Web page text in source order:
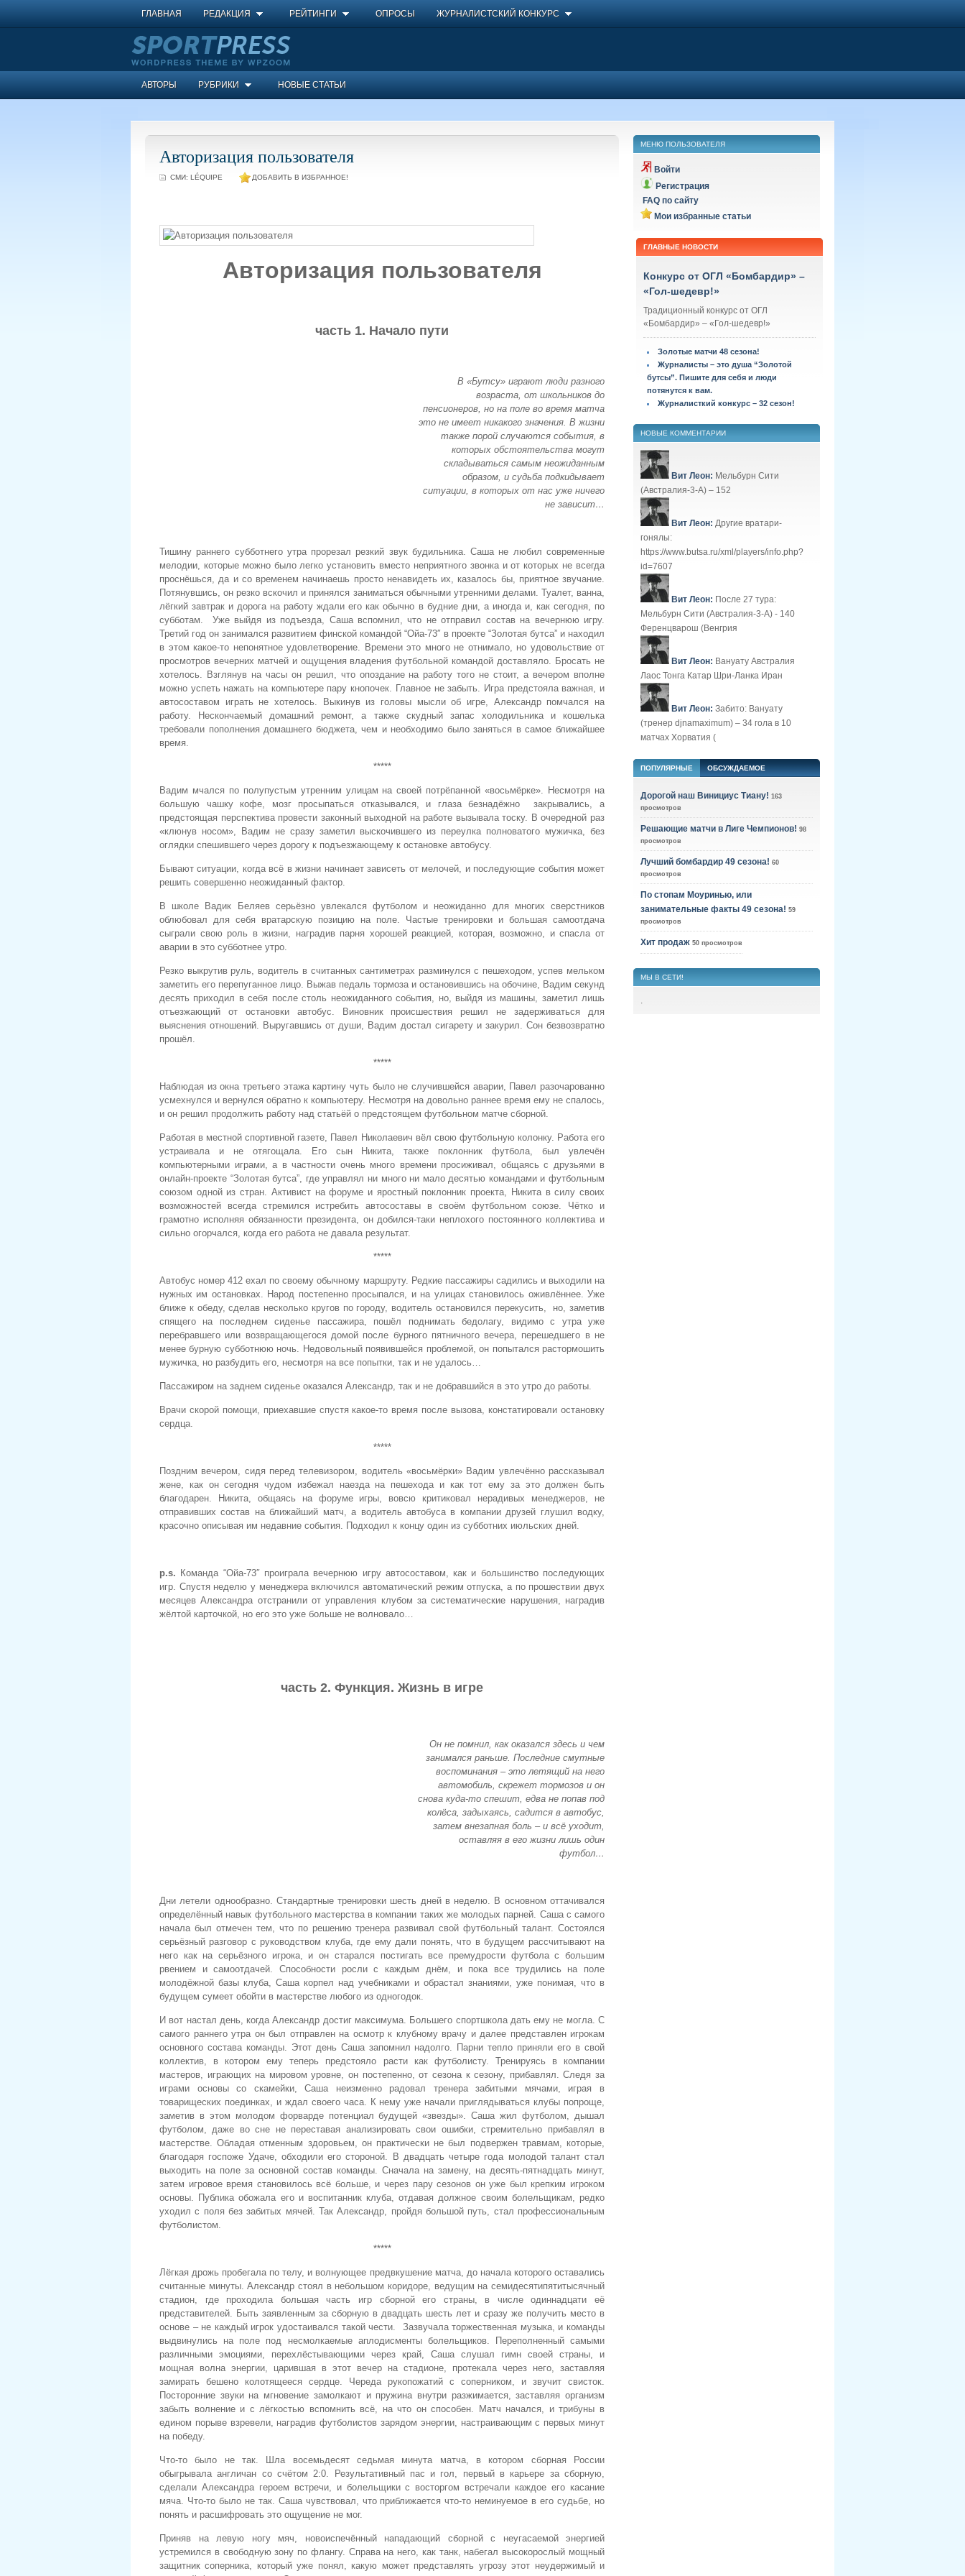
ГЛАВНАЯ РЕДАКЦИЯ РЕЙТИНГИ ОПРОСЫ ЖУРНАЛИСТСКИЙ КОНКУРС
АВТОРЫ РУБРИКИ НОВЫЕ СТАТЬИ
Авторизация пользователя
СМИ: LÉQUIPE ДОБАВИТЬ В ИЗБРАННОЕ!
Авторизация пользователя
часть 1. Начало пути
В «Бутсу» играют люди разного
возраста, от школьников до
пенсионеров, но на поле во время матча
это не имеет никакого значения. В жизни
также порой случаются события, в
которых обстоятельства могут
складываться самым неожиданным
образом, и судьба подкидывает
ситуации, в которых от нас уже ничего
не зависит…
Тишину раннего субботнего утра прорезал резкий звук будильника. Саша не любил современные
мелодии, которые можно было легко установить вместо неприятного звонка и от которых не всегда
проснёшься, да и со временем начинаешь просто ненавидеть их, казалось бы, приятное звучание.
Потянувшись, он резко вскочил и принялся заниматься обычными утренними делами. Туалет, ванна,
лёгкий завтрак и дорога на работу ждали его как обычно в будние дни, а иногда и, как сегодня, по
субботам. Уже выйдя из подъезда, Саша вспомнил, что не отправил состав на вечернюю игру.
Третий год он занимался развитием финской командой “Ойа-73″ в проекте “Золотая бутса” и находил
в этом какое-то непонятное удовлетворение. Времени это много не отнимало, но удовольствие от
просмотров вечерних матчей и ощущения владения футбольной командой доставляло. Бросать не
хотелось. Взглянув на часы он решил, что опоздание на работу того не стоит, а вечером вполне
можно успеть нажать на компьютере пару кнопочек. Главное не забыть. Игра предстояла важная, и
автосоставом играть не хотелось. Выкинув из головы мысли об игре, Александр помчался на
работу. Нескончаемый домашний ремонт, а также скудный запас холодильника и кошелька
требовали пополнения домашнего бюджета, чем и необходимо было заняться в самое ближайшее
время.
*****
Вадим мчался по полупустым утренним улицам на своей потрёпанной «восьмёрке». Несмотря на
большую чашку кофе, мозг просыпаться отказывался, и глаза безнадёжно закрывались, а
предстоящая перспектива провести законный выходной на работе вызывала тоску. В очередной раз
«клюнув носом», Вадим не сразу заметил выскочившего из переулка полноватого мужичка, без
оглядки спешившего через дорогу к подъезжающему к остановке автобусу.
Бывают ситуации, когда всё в жизни начинает зависеть от мелочей, и последующие события может
решить совершенно неожиданный фактор.
В школе Вадик Беляев серьёзно увлекался футболом и неожиданно для многих сверстников
облюбовал для себя вратарскую позицию на поле. Частые тренировки и большая самоотдача
сыграли свою роль в жизни, наградив парня хорошей реакцией, которая, возможно, и спасла от
аварии в это субботнее утро.
Резко выкрутив руль, водитель в считанных сантиметрах разминулся с пешеходом, успев мельком
заметить его перепуганное лицо. Выжав педаль тормоза и остановившись на обочине, Вадим секунд
десять приходил в себя после столь неожиданного события, но, выйдя из машины, заметил лишь
отъезжающий от остановки автобус. Виновник происшествия решил не задерживаться для
выяснения отношений. Выругавшись от души, Вадим достал сигарету и закурил. Сон безвозвратно
прошёл.
*****
Наблюдая из окна третьего этажа картину чуть было не случившейся аварии, Павел разочарованно
усмехнулся и вернулся обратно к компьютеру. Несмотря на довольно раннее время ему не спалось,
и он решил продолжить работу над статьёй о предстоящем футбольном матче сборной.
Работая в местной спортивной газете, Павел Николаевич вёл свою футбольную колонку. Работа его
устраивала и не отягощала. Его сын Никита, также поклонник футбола, был увлечён
компьютерными играми, а в частности очень много времени просиживал, общаясь с друзьями в
онлайн-проекте “Золотая бутса”, где управлял ни много ни мало десятью командами и футбольным
союзом одной из стран. Активист на форуме и яростный поклонник проекта, Никита в силу своих
возможностей всегда стремился истребить автосоставы в своём футбольном союзе. Чётко и
грамотно исполняя обязанности президента, он добился-таки неплохого постоянного коллектива и
сильно огорчался, когда его работа не давала результат.
*****
Автобус номер412 ехал по своему обычному маршруту. Редкие пассажиры садились и выходили на
нужных им остановках. Народ постепенно просыпался, и на улицах становилось оживлённее. Уже
ближе к обеду, сделав несколько кругов по городу, водитель остановился перекусить, но, заметив
спящего на последнем сиденье пассажира, пошёл поднимать бедолагу, видимо с утра уже
перебравшего или возвращающегося домой после бурного пятничного вечера, перешедшего в не
менее бурную субботнюю ночь. Недовольный появившейся проблемой, он попытался растормошить
мужичка, но разбудить его, несмотря на все попытки, так и не удалось…
Пассажиром на заднем сиденье оказался Александр, так и не добравшийся в это утро до работы.
Врачи скорой помощи, приехавшие спустя какое-то время после вызова, констатировали остановку
сердца.
*****
Поздним вечером, сидя перед телевизором, водитель «восьмёрки» Вадим увлечённо рассказывал
жене, как он сегодня чудом избежал наезда на пешехода и как тот ему за это должен быть
благодарен. Никита, общаясь на форуме игры, вовсю критиковал нерадивых менеджеров, не
отправивших состав на ближайший матч, а водитель автобуса в компании друзей глушил водку,
красочно описывая им недавние события. Подходил к концу один из субботних июльских дней.
p.s. Команда “Ойа-73″ проиграла вечернюю игру автосоставом, как и большинство последующих
игр. Спустя неделю у менеджера включился автоматический режим отпуска, а по прошествии двух
месяцев Александра отстранили от управления клубом за систематические нарушения, наградив
жёлтой карточкой, но его это уже больше не волновало…
часть 2. Функция. Жизнь в игре
Он не помнил, как оказался здесь и чем
занимался раньше. Последние смутные
воспоминания – это летящий на него
автомобиль, скрежет тормозов и он
снова куда-то спешит, едва не попав под
колёса, задыхаясь, садится в автобус,
затем внезапная боль – и всё уходит,
оставляя в его жизни лишь один
футбол…
Дни летели однообразно. Стандартные тренировки шесть дней в неделю. В основном оттачивался
определённый навык футбольного мастерства в компании таких же молодых парней. Саша с самого
начала был отмечен тем, что по решению тренера развивал свой футбольный талант. Состоялся
серьёзный разговор с руководством клуба, где ему дали понять, что в будущем рассчитывают на
него как на серьёзного игрока, и он старался постигать все премудрости футбола с большим
рвением и самоотдачей. Способности росли с каждым днём, и пока все трудились на поле
молодёжной базы клуба, Саша корпел над учебниками и обрастал знаниями, уже понимая, что в
будущем сумеет обойти в мастерстве любого из одногодок.
И вот настал день, когда Александр достиг максимума. Большего спортшкола дать ему не могла. С
самого раннего утра он был отправлен на осмотр к клубному врачу и далее представлен игрокам
основного состава команды. Этот день Саша запомнил надолго. Парни тепло приняли его в свой
коллектив, в котором ему теперь предстояло расти как футболисту. Тренируясь в компании
мастеров, играющих на мировом уровне, он постепенно, от сезона к сезону, прибавлял. Следя за
играми основы со скамейки, Саша неизменно радовал тренера забитыми мячами, играя в
товарищеских поединках, и ждал своего часа. К нему уже начали приглядываться клубы попроще,
заметив в этом молодом форварде потенциал будущей «звезды». Саша жил футболом, дышал
футболом, даже во сне не переставая анализировать свои ошибки, стремительно прибавлял в
мастерстве. Обладая отменным здоровьем, он практически не был подвержен травмам, которые,
благодаря госпоже Удаче, обходили его стороной. В двадцать четыре года молодой талант стал
выходить на поле за основной состав команды. Сначала на замену, на десять-пятнадцать минут,
затем игровое время становилось всё больше, и через пару сезонов он уже был крепким игроком
основы. Публика обожала его и воспитанник клуба, отдавая должное своим болельщикам, редко
уходил с поля без забитых мячей. Так Александр, пройдя большой путь, стал профессиональным
футболистом.
*****
Лёгкая дрожь пробегала по телу, и волнующее предвкушение матча, до начала которого оставались
считанные минуты. Александр стоял в небольшом коридоре, ведущим на семидесятипятитысячный
стадион, где проходила большая часть игр сборной его страны, в числе одиннадцати её
представителей. Быть заявленным за сборную в двадцать шесть лет и сразу же получить место в
основе – не каждый игрок удостаивался такой чести. Зазвучала торжественная музыка, и команды
выдвинулись на поле под несмолкаемые аплодисменты болельщиков. Переполненный самыми
различными эмоциями, перехлёстывающими через край, Саша слушал гимн своей страны, и
мощная волна энергии, царившая в этот вечер на стадионе, протекала через него, заставляя
замирать бешено колотящееся сердце. Череда рукопожатий с соперником, и звучит свисток.
Посторонние звуки на мгновение замолкают и пружина внутри разжимается, заставляя организм
забыть волнение и с лёгкостью вспомнить всё, на что он способен. Матч начался, и трибуны в
едином порыве взревели, наградив футболистов зарядом энергии, настраивающим с первых минут
на победу.
Что-то было не так. Шла восемьдесят седьмая минута матча, в котором сборная России
обыгрывала англичан со счётом 2:0. Результативный пас и гол, первый в карьере за сборную,
сделали Александра героем встречи, и болельщики с восторгом встречали каждое его касание
мяча. Что-то было не так. Саша чувствовал, что приближается что-то неминуемое в его судьбе, но
понять и расшифровать это ощущение не мог.
Приняв на левую ногу мяч, новоиспечённый нападающий сборной с неугасаемой энергией
устремился в свободную зону по флангу. Справа на него, как танк, набегал высокорослый мощный
защитник соперника, который уже понял, какую может представлять угрозу этот неудержимый и
МЕНЮ ПОЛЬЗОВАТЕЛЯ
Войти
Регистрация
FAQ по сайту
Мои избранные статьи
ГЛАВНЫЕ НОВОСТИ
Конкурс от ОГЛ «Бомбардир» –
«Гол-шедевр!»
Традиционный конкурс от ОГЛ
«Бомбардир» – «Гол-шедевр!»
Золотые матчи 48 сезона!
Журналисты – это душа “Золотой
бутсы”. Пишите для себя и люди
потянутся к вам.
Журналисткий конкурс – 32 сезон!
НОВЫЕ КОММЕНТАРИИ
Вит Леон: Мельбурн Сити
(Австралия-3-А) – 152
Вит Леон: Другие вратари-
гонялы:
https://www.butsa.ru/xml/players/info.php?
id=7607
Вит Леон: После 27 тура:
Мельбурн Сити (Австралия-3-А) - 140
Ференцварош (Венгрия
Вит Леон: Вануату Австралия
Лаос Тонга Катар Шри-Ланка Иран
Вит Леон: Забито: Вануату
(тренер djnamaximum) – 34 гола в 10
матчах Хорватия (
ПОПУЛЯРНЫЕ ОБСУЖДАЕМОЕ
Дорогой наш Винициус Тиану! 163
просмотров
Решающие матчи в Лиге Чемпионов! 98
просмотров
Лучший бомбардир 49 сезона! 60
просмотров
По стопам Моуринью, или
занимательные факты 49 сезона! 59
просмотров
Хит продаж 50 просмотров
МЫ В СЕТИ!
.